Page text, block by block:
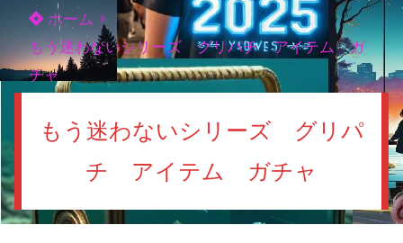
ホーム
もう迷わないシリーズ グリパチ アイテム ガ
チャ
もう迷わないシリーズ グリパ
チ アイテム ガチャ